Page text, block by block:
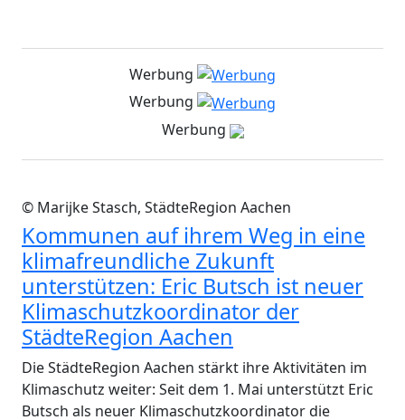
Werbung
Werbung
Werbung
© Marijke Stasch, StädteRegion Aachen
Kommunen auf ihrem Weg in eine
klimafreundliche Zukunft
unterstützen: Eric Butsch ist neuer
Klimaschutzkoordinator der
StädteRegion Aachen
Die StädteRegion Aachen stärkt ihre Aktivitäten im
Klimaschutz weiter: Seit dem 1. Mai unterstützt Eric
Butsch als neuer Klimaschutzkoordinator die